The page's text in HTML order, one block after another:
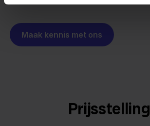
Maak kennis met ons
Prijsstelling